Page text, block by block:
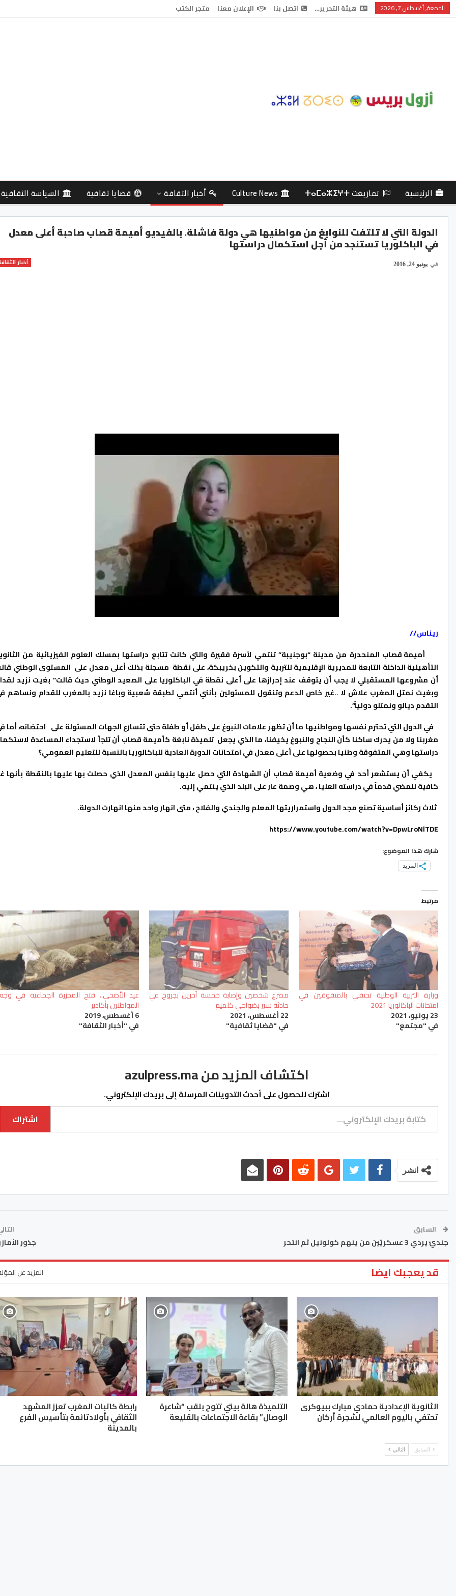
الجمعة, أغسطس 7, 2026 هيئة التحرير… اتصل بنا الإعلان معنا متجر الكتب
الرئيسية تمازيغت ⵜⴰⵎⴰⵣⵉⵖⵜ Culture News أخبار الثقافة قضايا ثقافية السياسة الثقافية
الدولة التي لا تلتفت للنوابغ من مواطنيها هي دولة فاشلة. بالفيديو أميمة قصاب صاحبة أعلى معدل
في الباكلوريا تستنجد من أجل استكمال دراستها
أخبار في يونيو 24, 2016
ريناس//
أميمة قصاب المنحدرة من مدينة “بوجنيبة” تنتمي لأسرة فقيرة والتي كانت تتابع دراستها بمسلك العلوم الفيزيائية من
التأهيلية الداخلة التابعة للمديرية الإقليمية للتربية والتكوين بخريبكة، على نقطة مسجلة بذلك أعلى معدل على المستوى الوطني
أن مشروعها المستقبلي لا يجب أن يتوقف عند إحرازها على أعلى نقطة في الباكلوريا على الصعيد الوطني حيث قالت” بغيت نزيد
وبغيت نمتل المغرب علاش لا ..غير خاص الدعم وتنقول للمسئولين بأنني أنتمي لطبقة شعبية وباغا نزيد بالمغرب للقدام ونساهم
التقدم ديالو ونمتلو دولياً”.
في الدول التي تحترم نفسها ومواطنيها ما أن تظهر علامات النبوغ على طفل أو طفلة حتى تتسارع الجهات المسئولة على احتضانه، أما
مغربنا ولا من يحرك ساكنا كأن النجاح والنبوغ يخيفنا، ما الذي يجعل تلميذة نابغة كأميمة قصاب أن تلجأ لاستجداء المساعدة
دراستها وهي المتفوقة وطنيا بحصولها على أعلى معدل في امتحانات الدورة العادية للباكالوريا بالنسبة للتعليم العمومي؟
يكفي أن يستشعر أحد في وضعية أميمة قصاب أن الشهادة التي حصل عليها بنفس المعدل الذي حصلت بها عليها بالنقطة بأنها
كافية للمضي قدماً في دراسته العليا ، هي وصمة عار على البلد الذي ينتمي إليه.
ثلاث ركائز أساسية تصنع مجد الدول واستمراريتها المعلم والجندي والفلاح ، متى انهار واحد منها انهارت الدولة.
https://www.youtube.com/watch?v=DpwLroNlTDE
شارك هذا الموضوع:
المزيد
مرتبط
وزارة التربية الوطنية تحتفي بالمتفوقين في
امتحانات الباكالوريا 2021
23 يونيو، 2021
في "مجتمع"
مصرع شخصين وإصابة خمسة آخرين بجروح في
حادثة سير بضواحي كلميم
22 أغسطس، 2021
في "قضايا ثقافية"
عيد الأضحى.. فتح المجزرة الجماعية في وجه
المواطنين بأكادير
6 أغسطس، 2019
في "أخبار الثقافة"
اكتشاف المزيد من azulpress.ma
اشترك للحصول على أحدث التدوينات المرسلة إلى بريدك الإلكتروني.
كتابة بريدك الإلكتروني...
اشتراك
انشر
السابق
جنديّ يردي 3 عسكريّين من ينهم كولونيل ثم انتحر جذور
قد يعجبك ايضا المزيد عن
الثانوية الإعدادية حمادي مبارك ببيوكرى
تحتفي باليوم العالمي لشجرة أركان
التلميذة هالة بيتي تتوج بلقب “شاعرة
الوصال” بقاعة الاجتماعات بالقليعة
رابطة كاتبات المغرب تعزز المشهد
الثقافي بأولادتائمة بتأسيس الفرع
بالمدينة
السابق التالي